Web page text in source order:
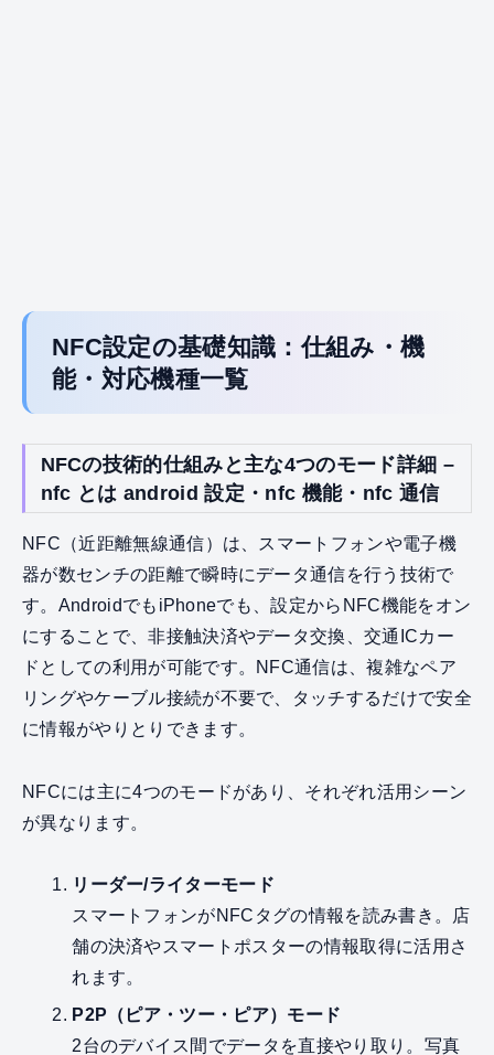
NFC設定の基礎知識：仕組み・機
能・対応機種一覧
NFCの技術的仕組みと主な4つのモード詳細 –
nfc とは android 設定・nfc 機能・nfc 通信
NFC（近距離無線通信）は、スマートフォンや電子機
器が数センチの距離で瞬時にデータ通信を行う技術で
す。AndroidでもiPhoneでも、設定からNFC機能をオン
にすることで、非接触決済やデータ交換、交通ICカー
ドとしての利用が可能です。NFC通信は、複雑なペア
リングやケーブル接続が不要で、タッチするだけで安全
に情報がやりとりできます。
NFCには主に4つのモードがあり、それぞれ活用シーン
が異なります。
リーダー/ライターモード
スマートフォンがNFCタグの情報を読み書き。店
舗の決済やスマートポスターの情報取得に活用さ
れます。
P2P（ピア・ツー・ピア）モード
2台のデバイス間でデータを直接やり取り。写真